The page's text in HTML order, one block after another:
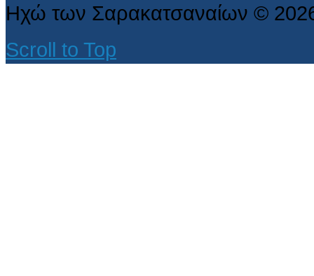
Ηχώ των Σαρακατσαναίων ©
Scroll to Top